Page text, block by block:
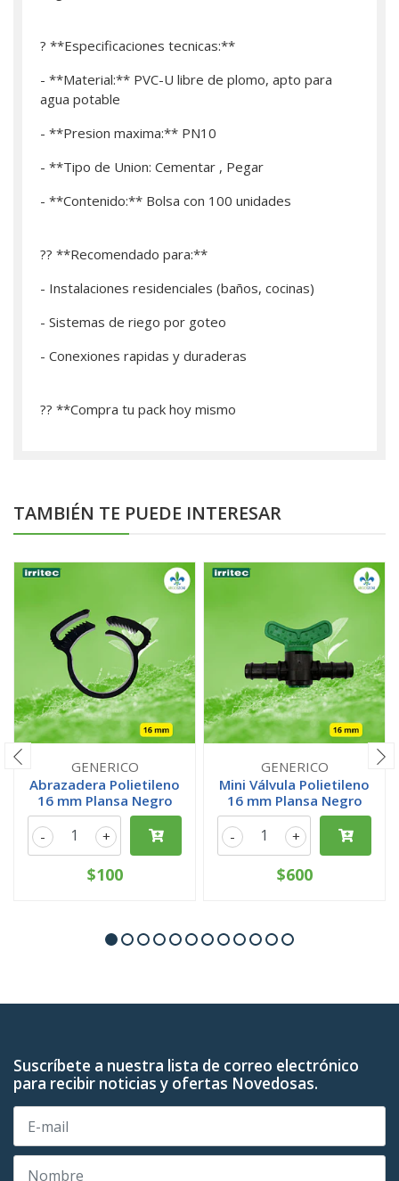
? **Especificaciones tecnicas:**
- **Material:** PVC-U libre de plomo, apto para
agua potable
- **Presion maxima:** PN10
- **Tipo de Union: Cementar , Pegar
- **Contenido:** Bolsa con 100 unidades
?? **Recomendado para:**
- Instalaciones residenciales (baños, cocinas)
- Sistemas de riego por goteo
- Conexiones rapidas y duraderas
?? **­Compra tu pack hoy mismo
TAMBIÉN TE PUEDE INTERESAR
GENERICO
Abrazadera Polietileno
16 mm Plansa Negro
+
-
$100
GENERICO
Mini Válvula Polietileno
16 mm Plansa Negro
+
-
$600
Suscríbete a nuestra lista de correo electrónico
para recibir noticias y ofertas Novedosas.